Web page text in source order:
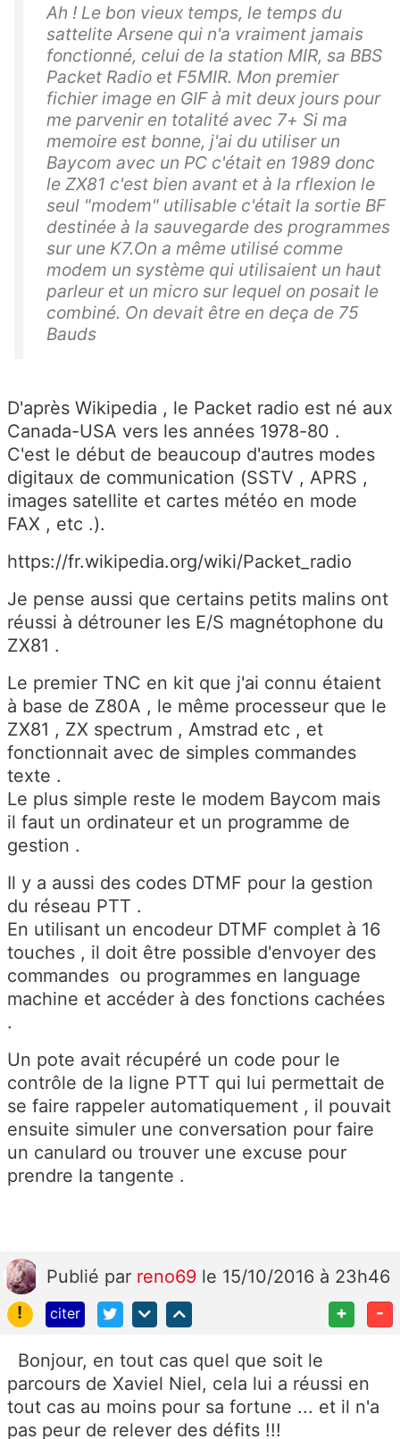
Ah ! Le bon vieux temps, le temps du
sattelite Arsene qui n'a vraiment jamais
fonctionné, celui de la station MIR, sa BBS
Packet Radio et F5MIR. Mon premier
fichier image en GIF à mit deux jours pour
me parvenir en totalité avec 7+ Si ma
memoire est bonne, j'ai du utiliser un
Baycom avec un PC c'était en 1989 donc
le ZX81 c'est bien avant et à la rflexion le
seul "modem" utilisable c'était la sortie BF
destinée à la sauvegarde des programmes
sur une K7.On a même utilisé comme
modem un système qui utilisaient un haut
parleur et un micro sur lequel on posait le
combiné. On devait être en deça de 75
Bauds
D'après Wikipedia , le Packet radio est né aux
Canada-USA vers les années 1978-80 .
C'est le début de beaucoup d'autres modes
digitaux de communication (SSTV , APRS ,
images satellite et cartes météo en mode
FAX , etc .).
https://fr.wikipedia.org/wiki/Packet_radio
Je pense aussi que certains petits malins ont
réussi à détrouner les E/S magnétophone du
ZX81 .
Le premier TNC en kit que j'ai connu étaient
à base de Z80A , le même processeur que le
ZX81 , ZX spectrum , Amstrad etc , et
fonctionnait avec de simples commandes
texte .
Le plus simple reste le modem Baycom mais
il faut un ordinateur et un programme de
gestion .
Il y a aussi des codes DTMF pour la gestion
du réseau PTT .
En utilisant un encodeur DTMF complet à 16
touches , il doit être possible d'envoyer des
commandes ou programmes en language
machine et accéder à des fonctions cachées
.
Un pote avait récupéré un code pour le
contrôle de la ligne PTT qui lui permettait de
se faire rappeler automatiquement , il pouvait
ensuite simuler une conversation pour faire
un canulard ou trouver une excuse pour
prendre la tangente .
Publié par reno69 le 15/10/2016 à 23h46
!
citer + -
Bonjour, en tout cas quel que soit le
parcours de Xaviel Niel, cela lui a réussi en
tout cas au moins pour sa fortune ... et il n'a
pas peur de relever des défits !!!